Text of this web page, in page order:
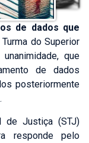
de dados que
do Superior
que
de dados
posteriormente
de Justiça (STJ)
responde pelo